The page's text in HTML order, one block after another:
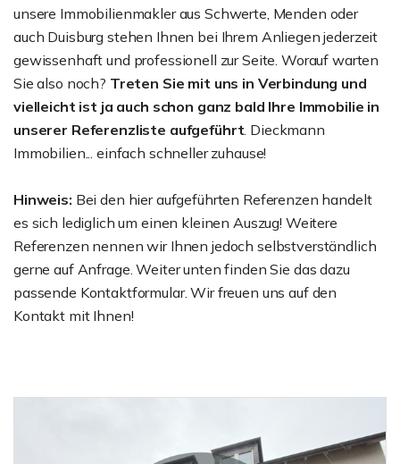
unsere Immobilienmakler aus Schwerte, Menden oder
auch Duisburg stehen Ihnen bei Ihrem Anliegen jederzeit
gewissenhaft und professionell zur Seite. Worauf warten
Sie also noch? Treten Sie mit uns in Verbindung und
vielleicht ist ja auch schon ganz bald Ihre Immobilie in
unserer Referenzliste aufgeführt. Dieckmann
Immobilien... einfach schneller zuhause!
Hinweis: Bei den hier aufgeführten Referenzen handelt
es sich lediglich um einen kleinen Auszug! Weitere
Referenzen nennen wir Ihnen jedoch selbstverständlich
gerne auf Anfrage. Weiter unten finden Sie das dazu
passende Kontaktformular. Wir freuen uns auf den
Kontakt mit Ihnen!